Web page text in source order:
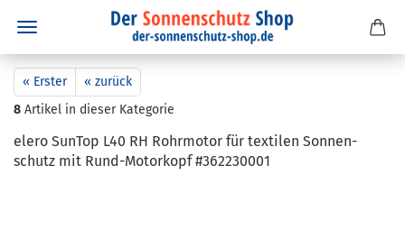
« Erster
« zurück
8 Artikel in dieser Kategorie
elero Sun­Top L40 RH Rohr­mo­tor für tex­ti­len Son­nen­
schutz mit Rund-​Motorkopf #362230001